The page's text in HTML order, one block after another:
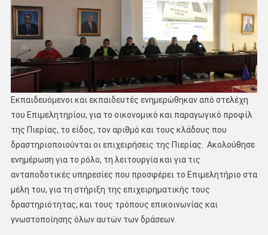
Εκπαιδευόμενοι και εκπαιδευτές ενημερώθηκαν από στελέχη
του Επιμελητηρίου, για το οικονομικό και παραγωγικό προφίλ
της Πιερίας, το είδος, τον αριθμό και τους κλάδους που
δραστηριοποιούνται οι επιχειρήσεις της Πιερίας. Ακολούθησε
ενημέρωση για το ρόλο, τη λειτουργία και για τις
ανταποδοτικές υπηρεσίες που προσφέρει το Επιμελητήριο στα
μέλη του, για τη στήριξη της επιχειρηματικής τους
δραστηριότητας, και τους τρόπους επικοινωνίας και
γνωστοποίησης όλων αυτών των δράσεων.